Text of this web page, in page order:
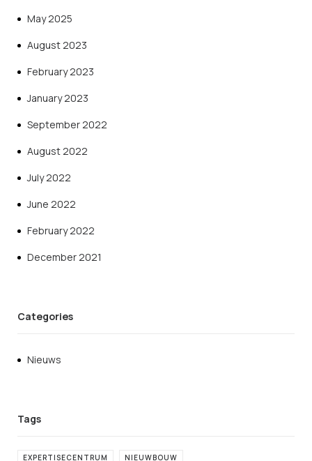
May 2025
August 2023
February 2023
January 2023
September 2022
August 2022
July 2022
June 2022
February 2022
December 2021
Categories
Nieuws
EXPERTISECENTRUM NIEUWBOUW